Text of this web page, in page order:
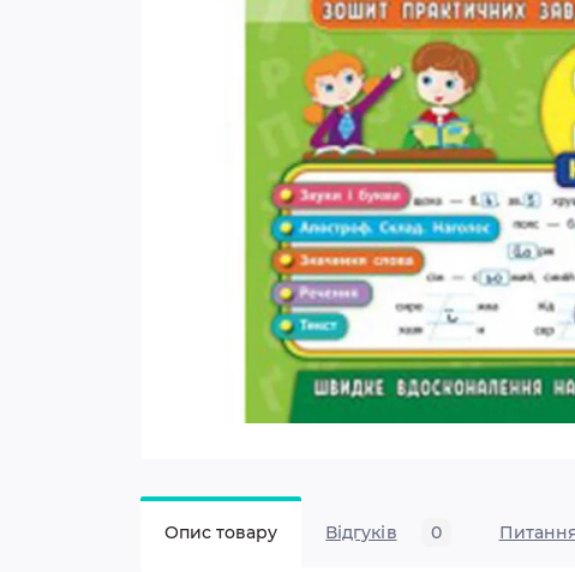
Опис товару Відгуків 0